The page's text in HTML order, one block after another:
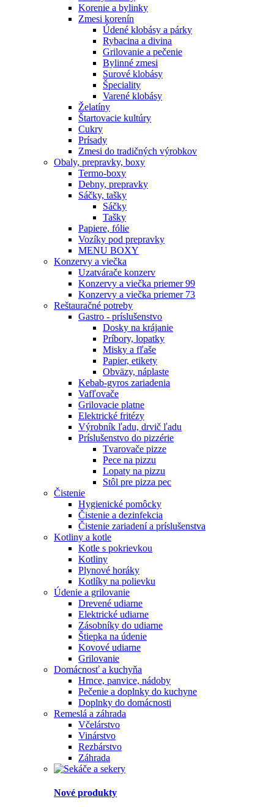
Korenie a bylinky
Zmesi korenín
Údené klobásy a párky
Rybacina a divina
Grilovanie a pečenie
Bylinné zmesi
Surové klobásy
Špeciality
Varené klobásy
Želatíny
Štartovacie kultúry
Cukry
Prísady
Zmesi do tradičných výrobkov
Obaly, prepravky, boxy
Termo-boxy
Debny, prepravky
Sáčky, tašky
Sáčky
Tašky
Papiere, fólie
Vozíky pod prepravky
MENU BOXY
Konzervy a viečka
Uzatvárače konzerv
Konzervy a viečka priemer 99
Konzervy a viečka priemer 73
Reštauračné potreby
Gastro - príslušenstvo
Dosky na krájanie
Príbory, lopatky
Misky a fľaše
Papier, etikety
Obväzy, náplaste
Kebab-gyros zariadenia
Vafľovače
Grilovacie platne
Elektrické fritézy
Výrobník ľadu, drvič ľadu
Príslušenstvo do pizzérie
Tvarovače pizze
Pece na pizzu
Lopaty na pizzu
Stôl pre pizza pec
Čistenie
Hygienické pomôcky
Čistenie a dezinfekcia
Čistenie zariadení a príslušenstva
Kotliny a kotle
Kotle s pokrievkou
Kotliny
Plynové horáky
Kotlíky na polievku
Údenie a grilovanie
Drevené udiarne
Elektrické udiarne
Zásobníky do udiarne
Štiepka na údenie
Kovové udiarne
Grilovanie
Domácnosť a kuchyňa
Hrnce, panvice, nádoby
Pečenie a doplnky do kuchyne
Doplnky do domácnosti
Remeslá a záhrada
Včelárstvo
Vinárstvo
Rezbárstvo
Záhrada
Nové produkty